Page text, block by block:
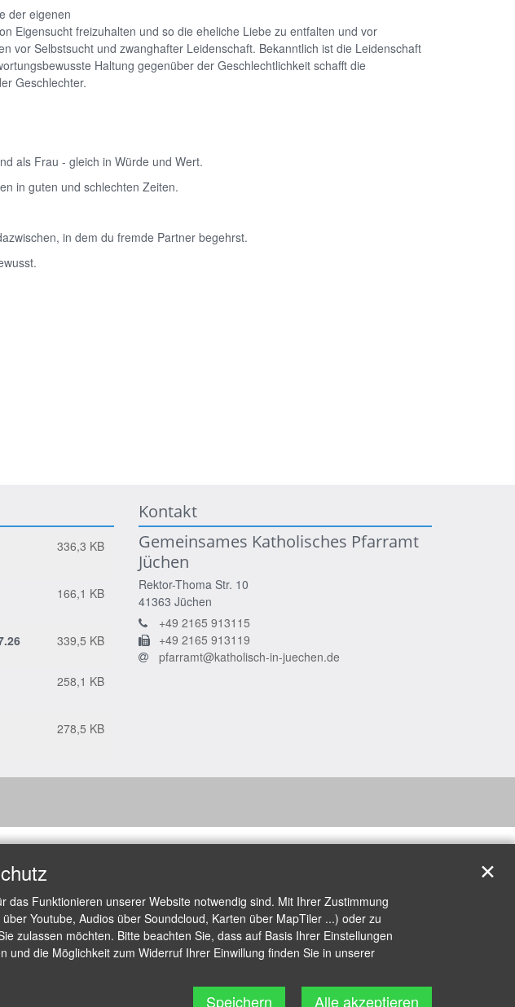
der eigenen
Eigensucht freizuhalten und so die eheliche Liebe zu entfalten und vor
vor Selbstsucht und zwanghafter Leidenschaft. Bekanntlich ist die Leidenschaft
Haltung gegenüber der Geschlechtlichkeit schafft die
Geschlechter.
als Frau - gleich in Würde und Wert.
in guten und schlechten Zeiten.
in dem du fremde Partner begehrst.
336,3 KB
166,1 KB
339,5 KB
258,1 KB
278,5 KB
Kontakt
Gemeinsames Katholisches Pfarramt
Jüchen
Rektor-Thoma Str. 10
41363 Jüchen
+49 2165 913115
+49 2165 913119
pfarramt@katholisch-in-juechen.de
Funktionieren unserer Website notwendig sind. Mit Ihrer Zustimmung
Youtube, Audios über Soundcloud, Karten über MapTiler ...) oder zu
zulassen möchten. Bitte beachten Sie, dass auf Basis Ihrer Einstellungen
die Möglichkeit zum Widerruf Ihrer Einwillung finden Sie in unserer
Speichern Alle akzeptieren
✕